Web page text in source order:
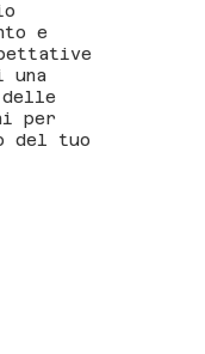
e
una
delle
per
del tuo